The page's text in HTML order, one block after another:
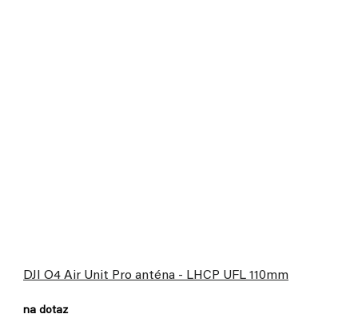
DJI O4 Air Unit Pro anténa - LHCP UFL 110mm
na dotaz